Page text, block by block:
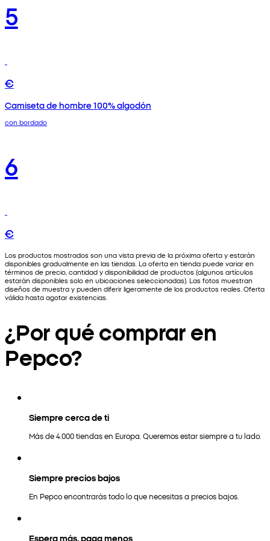
5
€
Camiseta de hombre 100% algodón
con bordado
6
€
Los productos mostrados son una vista previa de la próxima oferta y estarán
disponibles gradualmente en las tiendas. La oferta en tienda puede variar en
términos de precio, cantidad y disponibilidad de productos (algunos artículos
estarán disponibles solo en ubicaciones seleccionadas). Las fotos muestran
diseños de muestra y pueden diferir ligeramente de los productos reales. Oferta
válida hasta agotar existencias.
¿Por qué comprar en
Pepco?
Siempre cerca de ti
Más de 4.000 tiendas en Europa. Queremos estar siempre a tu lado.
Siempre precios bajos
En Pepco encontrarás todo lo que necesitas a precios bajos.
Espera más, paga menos